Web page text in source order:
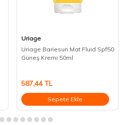
Uriage
Uriage Bariesun Mat Fluid Spf50
Güneş Kremi 50ml
587,44TL
Sepete Ekle